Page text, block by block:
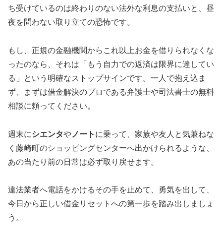
ち受けているのは終わりのない法外な利息の支払いと、昼
夜を問わない取り立ての恐怖です。
もし、正規の金融機関からこれ以上お金を借りられなくな
ったのなら、それは「もう自力での返済は限界に達してい
る」という明確なストップサインです。一人で抱え込ま
ず、まずは借金解決のプロである弁護士や司法書士の無料
相談に頼ってください。
週末にシエンタや ノート に乗って、家族や友人と気兼ねな
く藤崎町のショッピングセンターへ出かけられるような、
あの当たり前の日常は必ず取り戻せます。
違法業者へ電話をかけるその手を止めて、勇気を出して、
今日から正しい借金リセットへの第一歩を踏み出しましょ
う。